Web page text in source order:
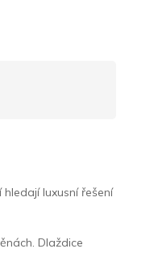
luxusní řešení
Dlaždice